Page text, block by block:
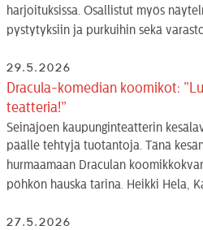
harjoituksissa. Osallistut myös
pystytyksiin ja purkuihin sekä
29.5.2026
Dracula-komedian koomikot:
teatteria!”
Seinäjoen kaupunginteatterin
päälle tehtyjä tuotantoja. Tänä
hurmaamaan Draculan
pöhkön hauska tarina. Heikki Hela,
27.5.2026